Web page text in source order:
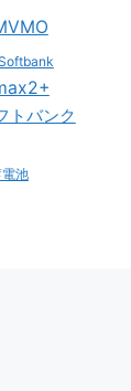
トバンク
池